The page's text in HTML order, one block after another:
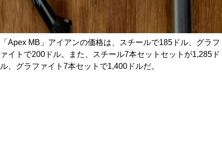
「Apex MB」アイアンの価格は、スチールで185ドル、グラフ
ァイトで200ドル。また、スチール7本セットセットが1,285ド
ル、グラファイト7本セットで1,400ドルだ。